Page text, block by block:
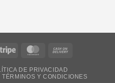
Stripe MasterCard
DE PRIVACIDAD
TÉRMINOS Y CONDICIONES